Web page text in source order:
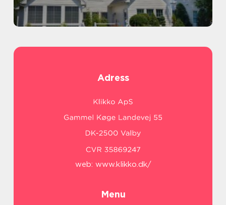
Adress
web: www.klikko.dk/
Menu